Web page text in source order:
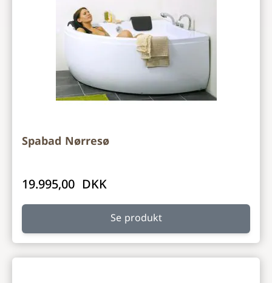
Spabad Nørresø
19.995,00 DKK
Se produkt